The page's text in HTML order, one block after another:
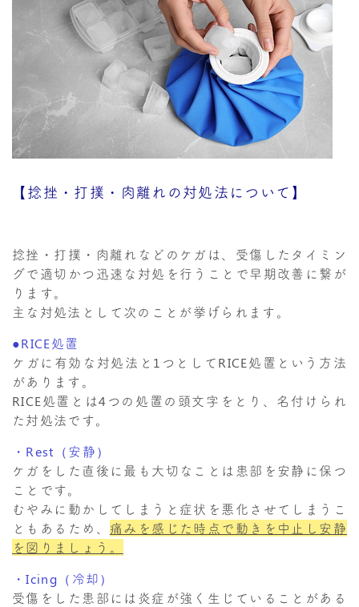
【捻挫・打撲・肉離れの対処法について】
捻挫・打撲・肉離れなどのケガは、受傷したタイミン
グで適切かつ迅速な対処を行うことで早期改善に繋が
ります。
主な対処法として次のことが挙げられます。
●RICE処置
ケガに有効な対処法と1つとしてRICE処置という方法
があります。
RICE処置とは4つの処置の頭文字をとり、名付けられ
た対処法です。
・Rest（安静）
ケガをした直後に最も大切なことは患部を安静に保つ
ことです。
むやみに動かしてしまうと症状を悪化させてしまうこ
ともあるため、 痛みを感じた時点で動きを中止し安静
を図りましょう。
・Icing（冷却）
受傷をした患部には炎症が強く生じていることがある